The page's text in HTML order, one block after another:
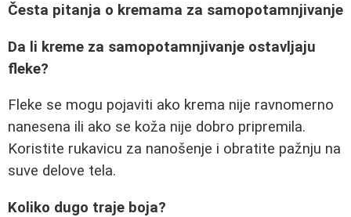
Česta pitanja o kremama za samopotamnjivanje
Da li kreme za samopotamnjivanje ostavljaju
fleke?
Fleke se mogu pojaviti ako krema nije ravnomerno
nanesena ili ako se koža nije dobro pripremila.
Koristite rukavicu za nanošenje i obratite pažnju na
suve delove tela.
Koliko dugo traje boja?